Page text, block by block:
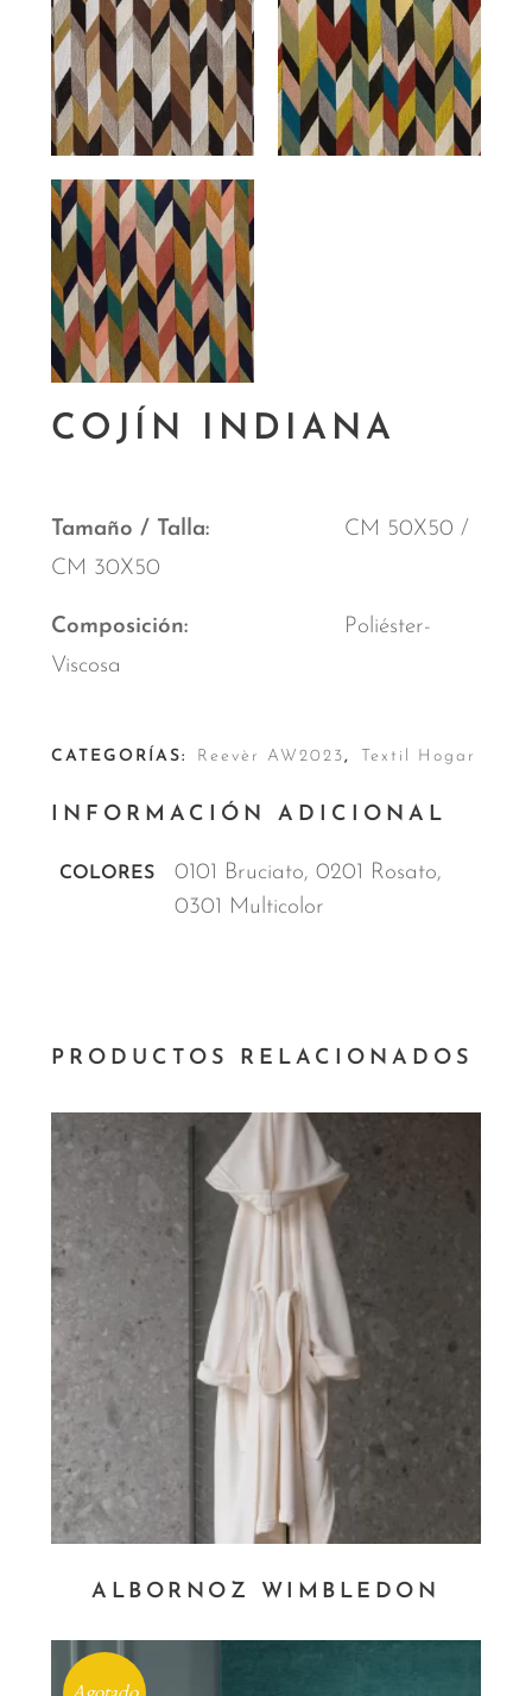
COJÍN INDIANA
Tamaño / Talla
CM 50X50 /
CM 30X50
Composición
Poliéster-
Viscosa
CATEGORÍAS: Reevèr AW2023, Textil Hogar
INFORMACIÓN ADICIONAL
COLORES
0101 Bruciato, 0201 Rosato,
0301 Multicolor
PRODUCTOS RELACIONADOS
ALBORNOZ WIMBLEDON